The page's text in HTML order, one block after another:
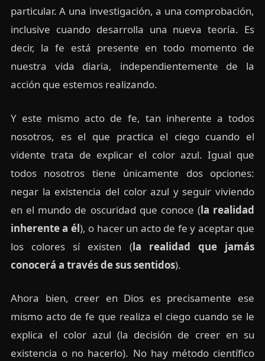
particular. A una investigación, a una comprobación,
inclusive cuando desarrolla una nueva teoría. Es
decir, la fe está presente en todo momento de
nuestra vida diaria, independientemente de la
acción que estemos realizando.
Y este mismo acto de fe, tan inherente a todos
nosotros, es el que practica el ciego cuando el
vidente trata de explicar el color azul. Igual que
todos nosotros tiene únicamente dos opciones:
negar la existencia del color azul y seguir viviendo
en el mundo de oscuridad que conoce (la realidad
inherente a él), o hacer un acto de fe y aceptar que
los colores sí existen (la realidad que jamás
conocerá a través de sus sentidos).
Ahora bien, creer en Dios es precisamente ese
mismo acto de fe que realiza el ciego cuando se le
explica el color azul (la decisión de creer en su
existencia o no hacerlo). No hay método científico